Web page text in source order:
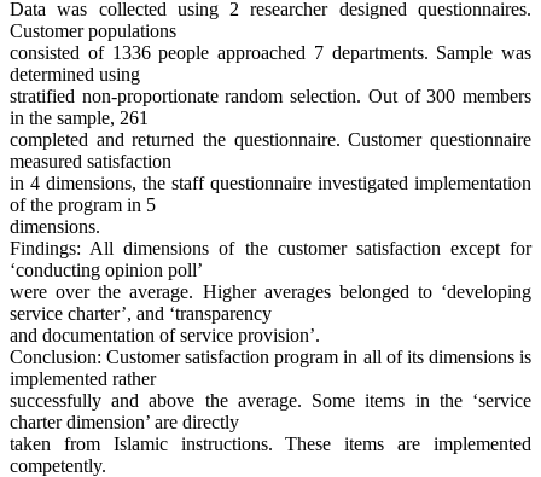
Data was collected using 2 researcher designed questionnaires.
Customer populations
consisted of 1336 people approached 7 departments. Sample was
determined using
stratified non-proportionate random selection. Out of 300 members
in the sample, 261
completed and returned the questionnaire. Customer questionnaire
measured satisfaction
in 4 dimensions, the staff questionnaire investigated implementation
of the program in 5
dimensions.
Findings: All dimensions of the customer satisfaction except for
‘conducting opinion poll’
were over the average. Higher averages belonged to ‘developing
service charter’, and ‘transparency
and documentation of service provision’.
Conclusion: Customer satisfaction program in all of its dimensions is
implemented rather
successfully and above the average. Some items in the ‘service
charter dimension’ are directly
taken from Islamic instructions. These items are implemented
competently.